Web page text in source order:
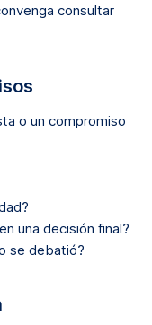
consultar
o un compromiso
una decisión final?
se debatió?